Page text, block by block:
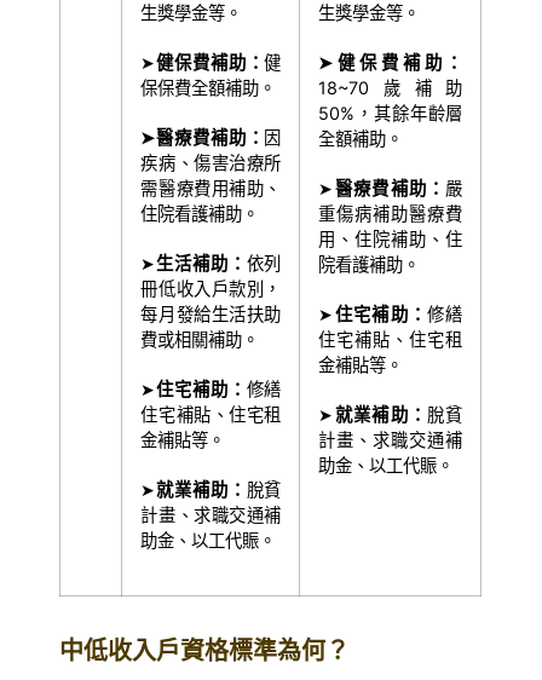
生獎學金等。
➤健保費補助：健
保保費全額補助。
➤醫療費補助： 因
疾病、傷害治療所
需醫療費用補助、
住院看護補助。
➤生活補助： 依列
冊低收入戶款別，
每月發給生活扶助
費或相關補助。
➤住宅補助： 修繕
住宅補貼、住宅租
金補貼等。
➤就業補助： 脫貧
計畫、求職交通補
助金、以工代賑。
生獎學金等。
➤ 健保費補助：
18~70歲補助
50%，其餘年齡層
全額補助。
➤醫療費補助： 嚴
重傷病補助醫療費
用、住院補助、住
院看護補助。
➤住宅補助：修繕
住宅補貼、住宅租
金補貼等。
➤就業補助： 脫貧
計畫、求職交通補
助金、以工代賑。
中低收入戶資格標準為何？